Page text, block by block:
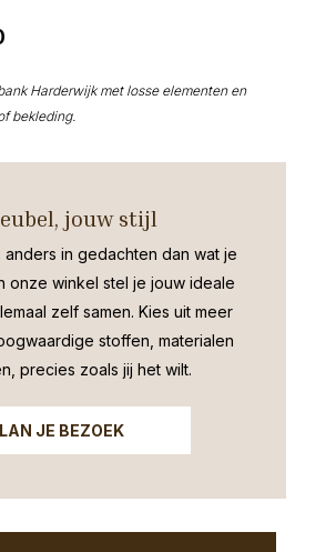
Harderwijk met losse elementen en
bekleding.
jouw stijl
anders in gedachten dan wat je
onze winkel stel je jouw ideale
zelf samen. Kies uit meer
stoffen, materialen
precies zoals jij het wilt.
JE BEZOEK